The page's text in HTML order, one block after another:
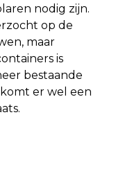
nodig zijn.
op de
maar
is
bestaande
er wel een